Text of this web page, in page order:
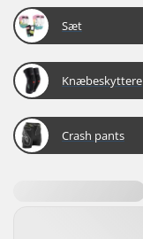
Sæt
Knæbeskyttere
Crash pants